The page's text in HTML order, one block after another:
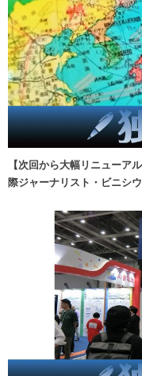
【次回から大幅リニュー
際ジャーナリスト・ビニシ